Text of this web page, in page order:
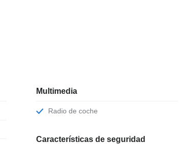
Multimedia
Radio de coche
Características de seguridad